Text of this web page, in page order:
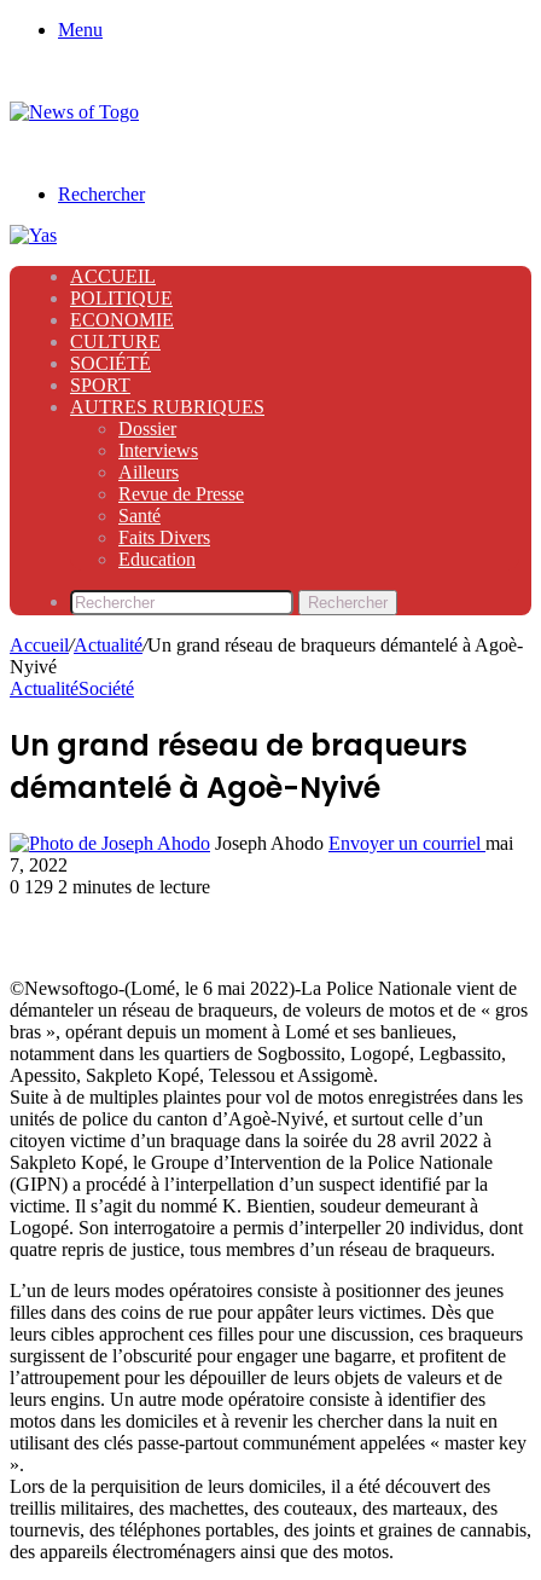
Menu
Rechercher
ACCUEIL
POLITIQUE
ECONOMIE
CULTURE
SOCIÉTÉ
SPORT
AUTRES RUBRIQUES
Dossier
Interviews
Ailleurs
Revue de Presse
Santé
Faits Divers
Education
Rechercher
Accueil/Actualité/Un grand réseau de braqueurs démantelé à Agoè-
Nyivé
ActualitéSociété
Un grand réseau de braqueurs
démantelé à Agoè-Nyivé
Joseph Ahodo Envoyer un courriel mai
7, 2022
0 129 2 minutes de lecture
©Newsoftogo-(Lomé, le 6 mai 2022)-La Police Nationale vient de
démanteler un réseau de braqueurs, de voleurs de motos et de « gros
bras », opérant depuis un moment à Lomé et ses banlieues,
notamment dans les quartiers de Sogbossito, Logopé, Legbassito,
Apessito, Sakpleto Kopé, Telessou et Assigomè.
Suite à de multiples plaintes pour vol de motos enregistrées dans les
unités de police du canton d’Agoè-Nyivé, et surtout celle d’un
citoyen victime d’un braquage dans la soirée du 28 avril 2022 à
Sakpleto Kopé, le Groupe d’Intervention de la Police Nationale
(GIPN) a procédé à l’interpellation d’un suspect identifié par la
victime. Il s’agit du nommé K. Bientien, soudeur demeurant à
Logopé. Son interrogatoire a permis d’interpeller 20 individus, dont
quatre repris de justice, tous membres d’un réseau de braqueurs.
L’un de leurs modes opératoires consiste à positionner des jeunes
filles dans des coins de rue pour appâter leurs victimes. Dès que
leurs cibles approchent ces filles pour une discussion, ces braqueurs
surgissent de l’obscurité pour engager une bagarre, et profitent de
l’attroupement pour les dépouiller de leurs objets de valeurs et de
leurs engins. Un autre mode opératoire consiste à identifier des
motos dans les domiciles et à revenir les chercher dans la nuit en
utilisant des clés passe-partout communément appelées « master key
».
Lors de la perquisition de leurs domiciles, il a été découvert des
treillis militaires, des machettes, des couteaux, des marteaux, des
tournevis, des téléphones portables, des joints et graines de cannabis,
des appareils électroménagers ainsi que des motos.